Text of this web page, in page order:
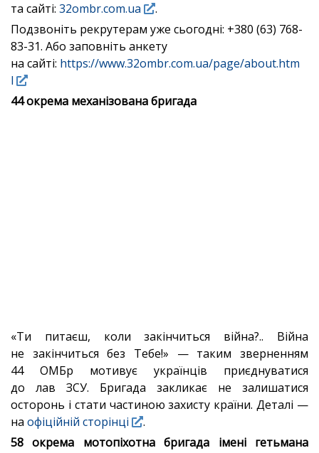
та сайті: 32ombr.com.ua
.
Подзвоніть рекрутерам уже сьогодні: +380 (63) 768-
83-31. Або заповніть анкету
на сайті: https://www.32ombr.com.ua/page/about.htm
l
44 окрема механізована бригада
«Ти питаєш, коли закінчиться війна?.. Війна
не закінчиться без Тебе!» — таким зверненням
44 ОМБр мотивує українців приєднуватися
до лав ЗСУ. Бригада закликає не залишатися
осторонь і стати частиною захисту країни. Деталі —
на офіційній сторінці
.
58 окрема мотопіхотна бригада імені гетьмана